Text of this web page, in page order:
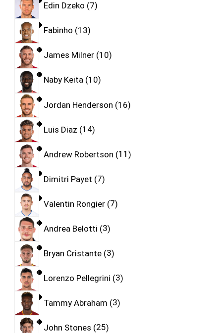
Edin Dzeko 7
Fabinho 13
James Milner 10
Naby Keita 10
Jordan Henderson 16
Luis Diaz 14
Andrew Robertson 11
Dimitri Payet 7
Valentin Rongier 7
Andrea Belotti 3
Bryan Cristante 3
Lorenzo Pellegrini 3
Tammy Abraham 3
John Stones 25